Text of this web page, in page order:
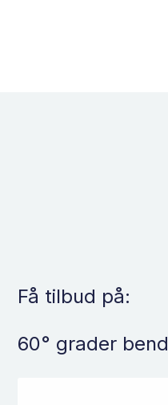
Få tilbud på:
60° grader bend